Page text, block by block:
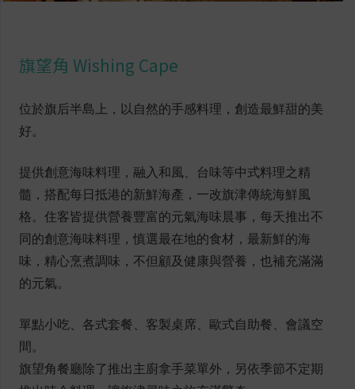
旗望角 Wishing Cape
位於旗后半島上，以自然的手感料理，創造最鮮甜的美
好。
提供創意海味料理，融入和風、台味等中式料理之精
髓，搭配每日抵港的新鮮海產，一改旗津傳統海鮮風
格。住客皆提供營養豐富的元氣海味晨事，每天推出不
同的創意海味料理，慎選最在地的食材，最新鮮的海
味，精心烹煮調味，不但顧及健康與營養，也補充滿滿
的元氣。
單點小吃、各式套餐、客製桌席、歐式自助餐、會議空
間。
旗望角餐廳除了推出主廚拿手菜單外，另依季節不定期